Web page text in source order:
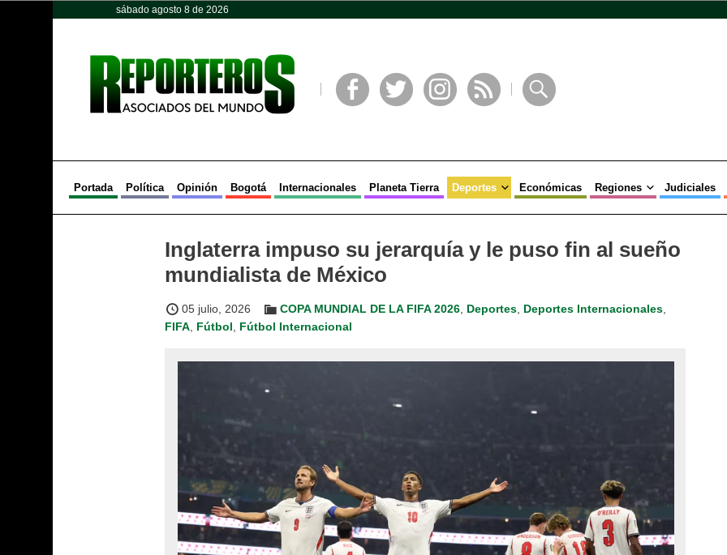
sábado agosto 8 de 2026
Portada Política Opinión Bogotá Internacionales Planeta Tierra Deportes Económicas Regiones Judiciales
Inglaterra impuso su jerarquía y le puso fin al sueño
mundialista de México
05 julio, 2026 COPA MUNDIAL DE LA FIFA 2026 Deportes Deportes Internacionales
FIFA, Fútbol, Fútbol Internacional
Opinión Política